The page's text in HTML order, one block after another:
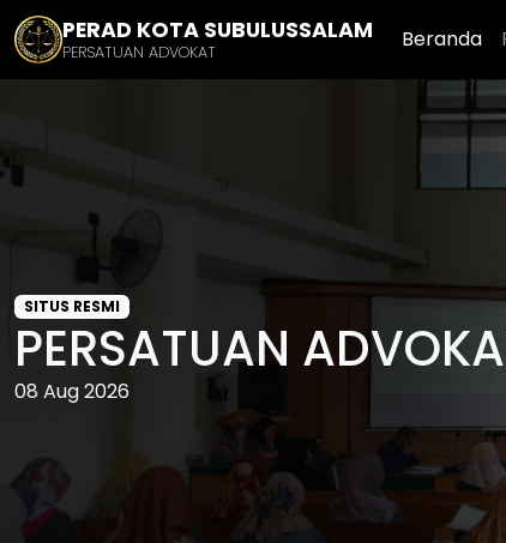
PERAD KOTA SUBULUSSALAM
PERSATUAN ADVOKAT Beranda
SITUS RESMI
PERSATUAN
08 Aug 2026